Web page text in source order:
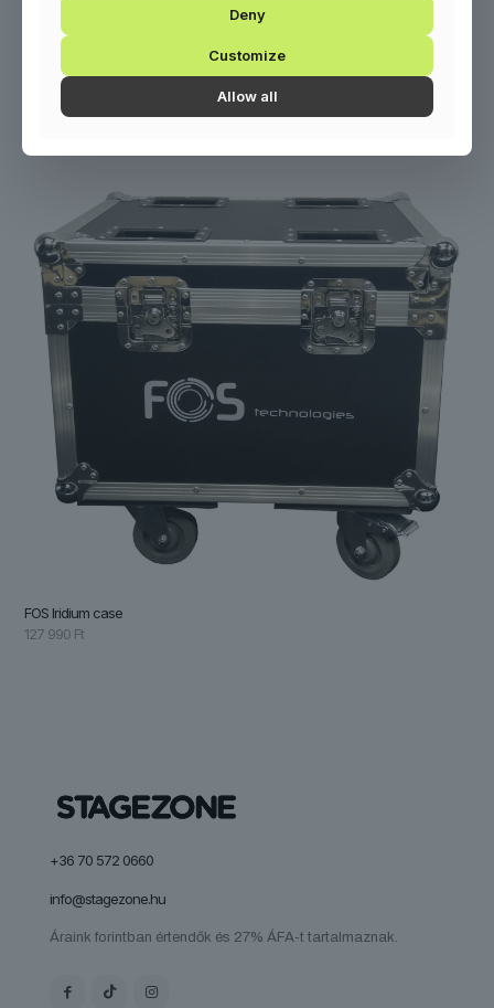
121 990Ft
FOS Iridium case
127 990 Ft
+36 70 572 0660
info@stagezone.hu
Áraink forintban értendők és 27% ÁFA-t tartalmaznak.
Deny
Customize
Allow all